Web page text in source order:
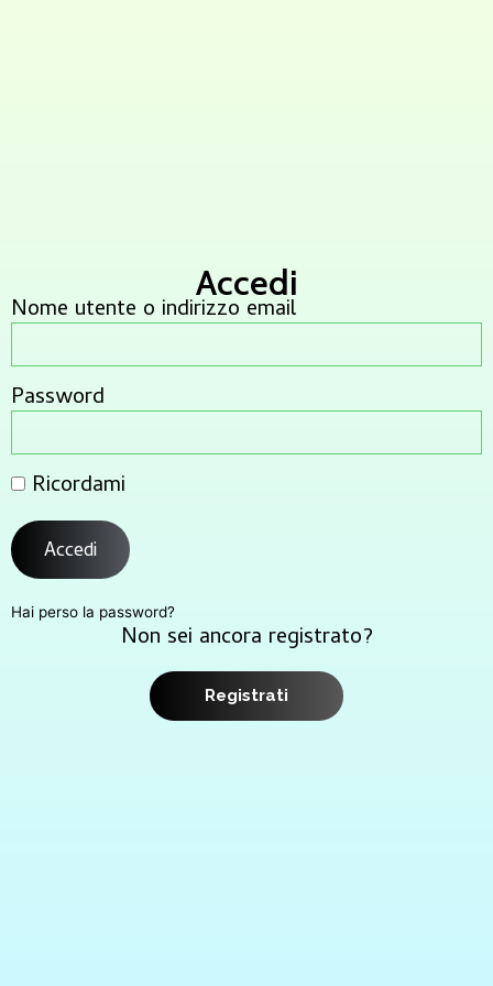
Accedi
Nome utente o indirizzo email
Password
Ricordami
Accedi
Hai perso la password?
Non sei ancora registrato?
Registrati